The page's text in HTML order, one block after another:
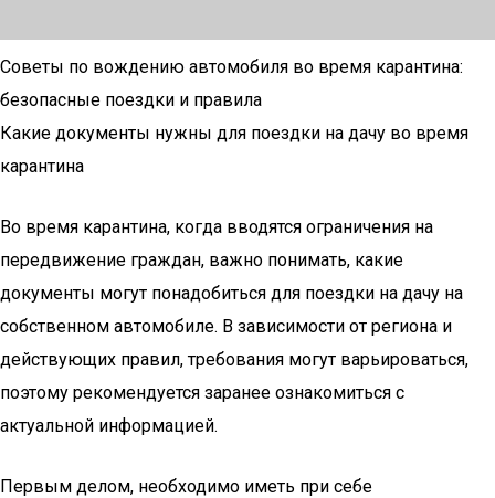
Советы по вождению автомобиля во время карантина:
безопасные поездки и правила
Какие документы нужны для поездки на дачу во время
карантина
Во время карантина, когда вводятся ограничения на
передвижение граждан, важно понимать, какие
документы могут понадобиться для поездки на дачу на
собственном автомобиле. В зависимости от региона и
действующих правил, требования могут варьироваться,
поэтому рекомендуется заранее ознакомиться с
актуальной информацией.
Первым делом, необходимо иметь при себе